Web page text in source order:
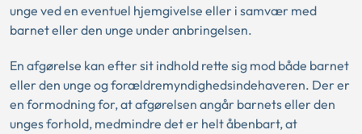
unge ved en eventuel hjemgivelse eller i samvær med
barnet eller den unge under anbringelsen.
En afgørelse kan efter sit indhold rette sig mod både barnet
eller den unge og forældremyndighedsindehaveren. Der er
en formodning for, at afgørelsen angår barnets eller den
unges forhold, medmindre det er helt åbenbart, at